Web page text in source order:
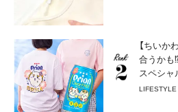
【ちいか
合うかも
スペシャ
LIFESTYLE